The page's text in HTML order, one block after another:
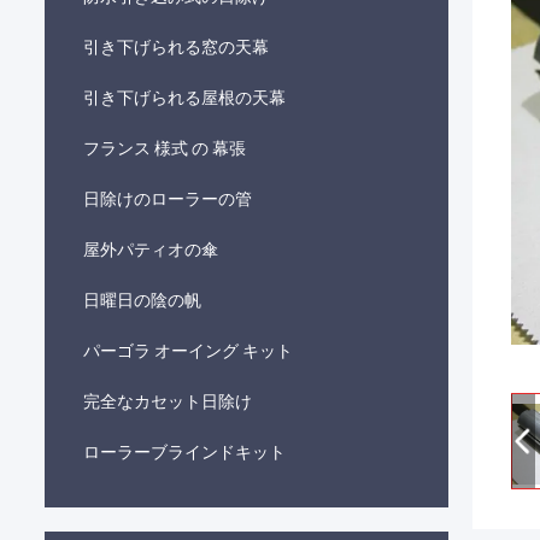
引き下げられる窓の天幕
引き下げられる屋根の天幕
フランス 様式 の 幕張
日除けのローラーの管
屋外パティオの傘
日曜日の陰の帆
パーゴラ オーイング キット
完全なカセット日除け
ローラーブラインドキット